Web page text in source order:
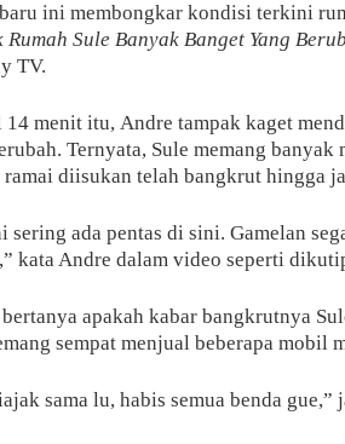
ini membongkar kondisi terkini
Rumah Sule Banyak Banget Yang
TV.
menit itu, Andre tampak kaget
Ternyata, Sule memang
diisukan telah bangkrut hingga
ada pentas di sini. Gamelan
kata Andre dalam video seperti
apakah kabar bangkrutnya
sempat menjual beberapa mobil
sama lu, habis semua benda gue,”